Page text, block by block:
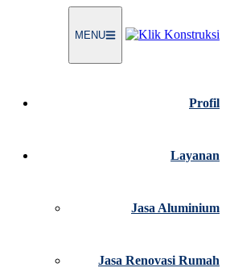
MENU
Profil
Layanan
Jasa Aluminium
Jasa Renovasi Rumah